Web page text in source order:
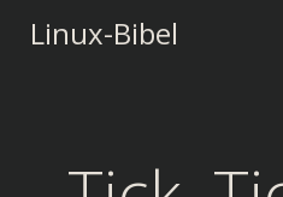
Linux-Bibel